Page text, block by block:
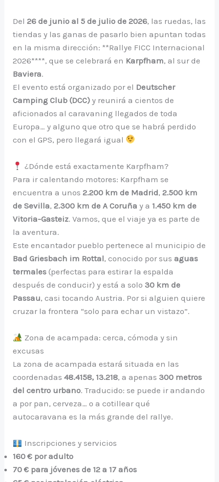
Del26 de junio al 5 de julio de 2026, las ruedas, las
tiendas y las ganas de pasarlo bien apuntan todas
en la misma dirección: **Rallye FICC Internacional
2026****, que se celebrará en Karpfham, al sur de
Baviera.
El evento está organizado por el Deutscher
Camping Club (DCC) y reunirá a cientos de
aficionados al caravaning llegados de toda
Europa… y alguno que otro que se habrá perdido
con el GPS, pero llegará igual
¿Dónde está exactamente Karpfham?
Para ir calentando motores: Karpfham se
encuentra a unos2.200 km de Madrid,2.500 km
de Sevilla,2.300 km de A Coruña y a 1.450 km de
Vitoria-Gasteiz. Vamos, que el viaje ya es parte de
la aventura.
Este encantador pueblo pertenece al municipio de
Bad Griesbach im Rottal, conocido por susaguas
termales (perfectas para estirar la espalda
después de conducir) y está a solo30 km de
Passau, casi tocando Austria. Por si alguien quiere
cruzar la frontera “solo para echar un vistazo”.
Zona de acampada: cerca, cómoda y sin
excusas
La zona de acampada estará situada en las
coordenadas48.4158, 13.218, a apenas300 metros
del centro urbano. Traducido: se puede ir andando
a por pan, cerveza… o a cotillear qué
autocaravana es la más grande del rallye.
Inscripciones y servicios
160 € por adulto
70 € para jóvenes de 12 a 17 años